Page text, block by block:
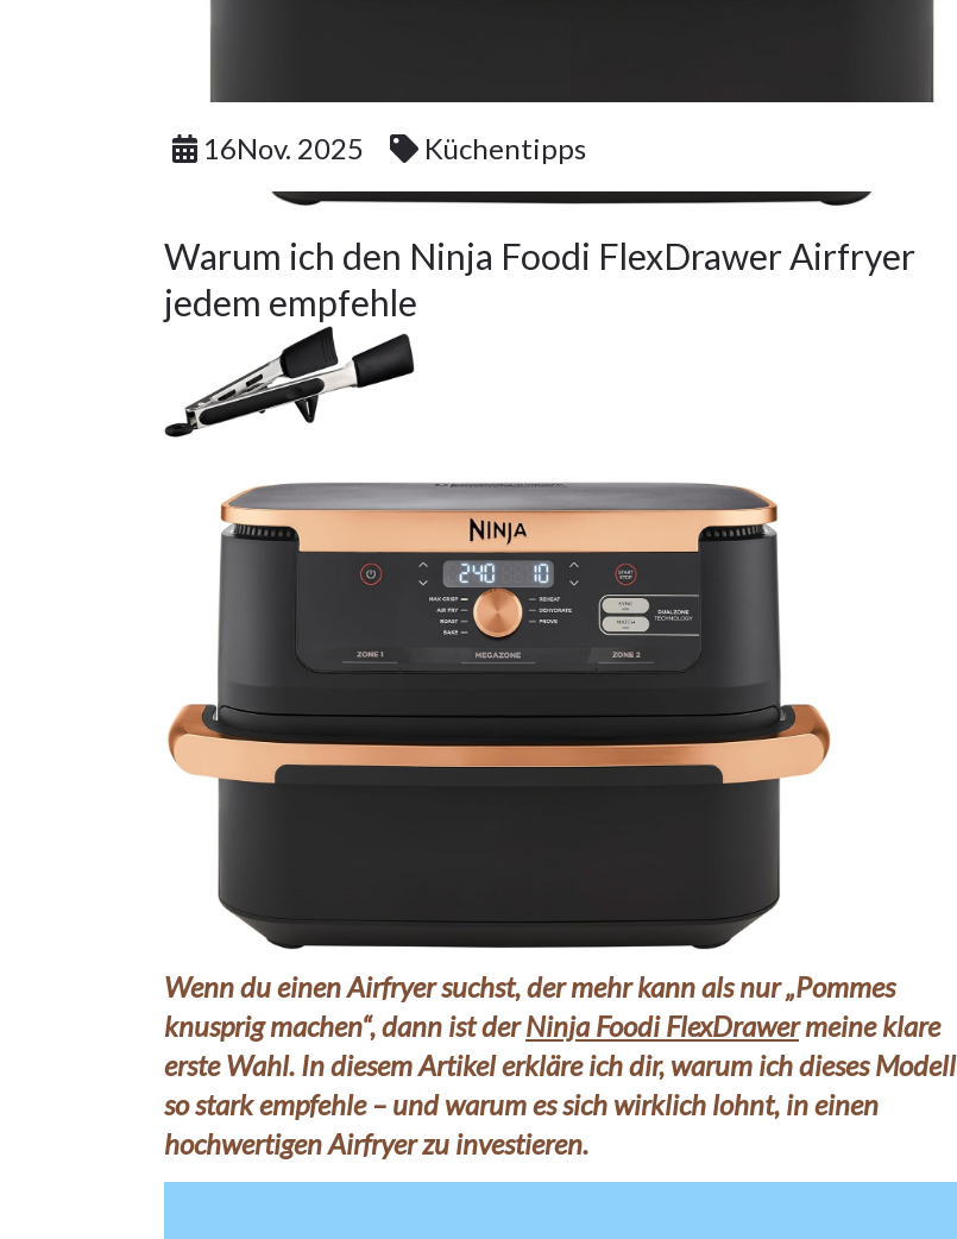
16Nov. 2025 Küchentipps
Warum ich den Ninja Foodi FlexDrawer Airfryer
jedem empfehle
Wenn du einen Airfryer suchst, der mehr kann als nur „Pommes
knusprig machen“, dann ist derNinja Foodi FlexDrawermeine klare
erste Wahl. In diesem Artikel erkläre ich dir, warum ich dieses Modell
so stark empfehle – und warum es sich wirklich lohnt, in einen
hochwertigen Airfryer zu investieren.